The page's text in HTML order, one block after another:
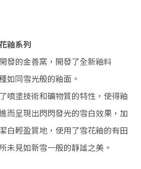
釉系列
發的金善窯，開發了全新釉料
如同雪光般的釉面。
噴塗技術和礦物質的特性，使得釉
而呈現出閃閃發光的雪白效果，加
白輕盈質地，使用了雪花釉的有田
未見如新雪一般的靜謐之美。